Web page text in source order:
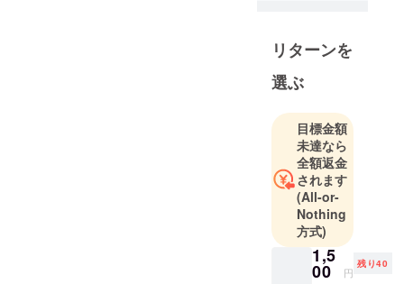
と千駄ヶ谷
地域で大人
気の紅茶屋
マス
ティー」が
コラボした
プロジェク
トです。
インスタグ
ラムで活動
発信中🌸
リターンを
選ぶ
目標金額
未達なら
全額返金
されます
(All-or-
Nothing
方式)
1,5
00 円
残り40